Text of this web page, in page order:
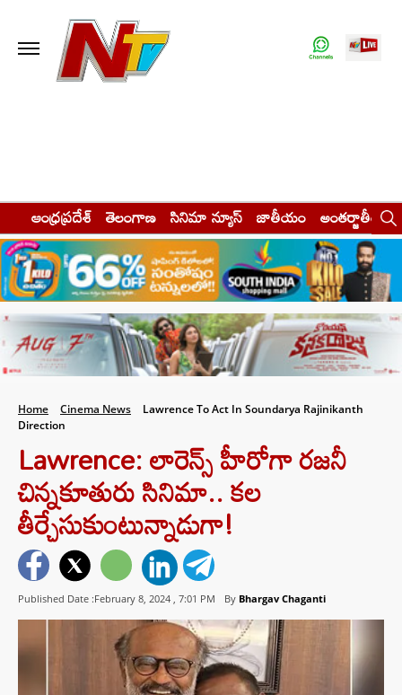
ఆంధ్రప్రదేశ్ తెలంగాణ సినిమా న్యూస్ జాతీయం అంతర్జాతీయం
Home Cinema News
Lawrence To Act In Soundarya Rajinikanth
Direction
Lawrence: లారెన్స్ హీరోగా రజనీ
చిన్నకూతురు సినిమా.. కల
తీర్చేసుకుంటున్నాడుగా!
Published Date :February 8, 2024 , 7:01 PM By Bhargav Chaganti